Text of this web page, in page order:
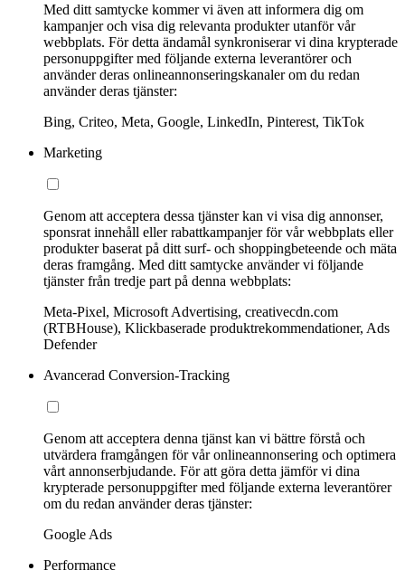
Med ditt samtycke kommer vi även att informera dig om
kampanjer och visa dig relevanta produkter utanför vår
webbplats. För detta ändamål synkroniserar vi dina krypterade
personuppgifter med följande externa leverantörer och
använder deras onlineannonseringskanaler om du redan
använder deras tjänster:
Bing, Criteo, Meta, Google, LinkedIn, Pinterest, TikTok
Marketing
Genom att acceptera dessa tjänster kan vi visa dig annonser,
sponsrat innehåll eller rabattkampanjer för vår webbplats eller
produkter baserat på ditt surf- och shoppingbeteende och mäta
deras framgång. Med ditt samtycke använder vi följande
tjänster från tredje part på denna webbplats:
Meta-Pixel, Microsoft Advertising, creativecdn.com
(RTBHouse), Klickbaserade produktrekommendationer, Ads
Defender
Avancerad Conversion-Tracking
Genom att acceptera denna tjänst kan vi bättre förstå och
utvärdera framgången för vår onlineannonsering och optimera
vårt annonserbjudande. För att göra detta jämför vi dina
krypterade personuppgifter med följande externa leverantörer
om du redan använder deras tjänster:
Google Ads
Performance